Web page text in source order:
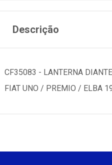
Descrição
CF35083 - LANTERNA
FIAT UNO / PREMIO / ELBA